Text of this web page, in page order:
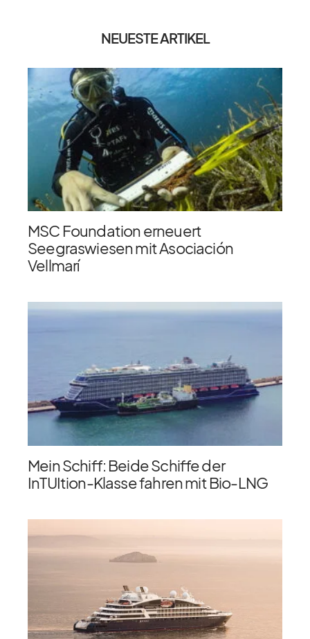
NEUESTE ARTIKEL
MSC Foundation erneuert
Seegraswiesen mit Asociación
Vellmarí
Mein Schiff: Beide Schiffe der
InTUItion-Klasse fahren mit Bio-LNG